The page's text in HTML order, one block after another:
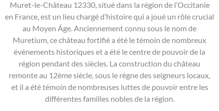
Muret-le-Château 12330, situé dans la région de l’Occitanie
en France, est un lieu chargé d’histoire qui a joué un rôle crucial
au Moyen Âge. Anciennement connu sous le nom de
Muretium, ce château fortifié a été le témoin de nombreux
événements historiques et a été le centre de pouvoir de la
région pendant des siècles. La construction du château
remonte au 12ème siècle, sous le règne des seigneurs locaux,
et il a été témoin de nombreuses luttes de pouvoir entre les
différentes familles nobles de la région.